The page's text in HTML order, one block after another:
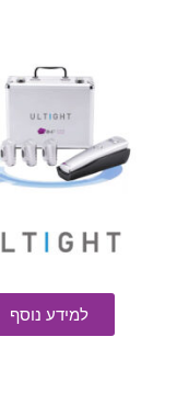
למידע נוסף